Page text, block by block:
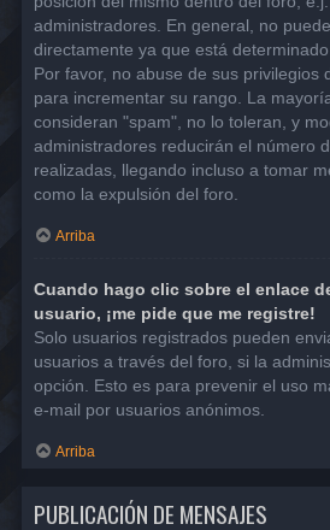
administradores. En general, no
directamente ya que está
Por favor, no abuse de sus privilegios
para incrementar su rango. La
consideran "spam", no lo toleran, y
administradores reducirán el número
realizadas, llegando incluso a tomar
como la expulsión del foro.
Arriba
Cuando hago clic sobre el enlace
usuario, ¡me pide que me registre!
Solo usuarios registrados pueden
usuarios a través del foro, si la
opción. Esto es para prevenir el uso
e-mail por usuarios anónimos.
Arriba
PUBLICACIÓN DE MENSAJES